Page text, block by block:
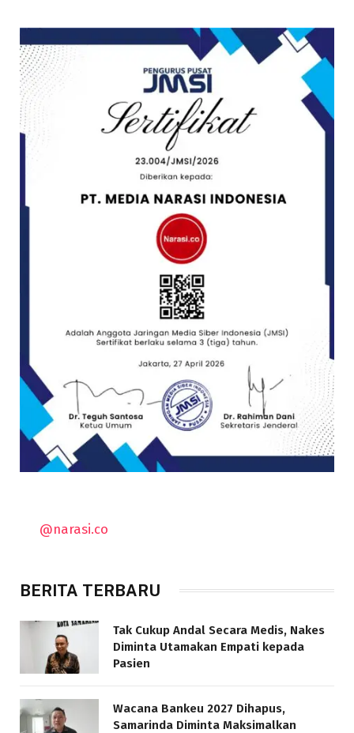
@narasi.co
BERITA TERBARU
Tak Cukup Andal Secara Medis, Nakes
Diminta Utamakan Empati kepada
Pasien
Wacana Bankeu 2027 Dihapus,
Samarinda Diminta Maksimalkan